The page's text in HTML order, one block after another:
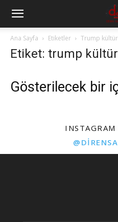
Ana Sayfa Etiketler Trump
Etiket: trump
Gösterilecek bir